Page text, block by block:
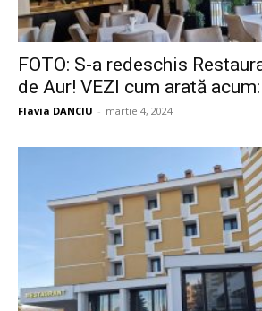
FOTO: S-a redeschis
de Aur! VEZI cum arată acum:
Flavia DANCIU - martie 4, 2024